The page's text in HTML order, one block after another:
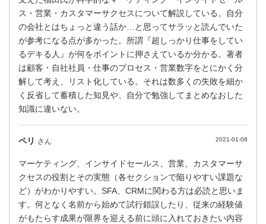
ス・営業・カスタマーサクセスについて解説している。自分
の会社とはちょっと違う話か…と思ってサラッと読んでいた
が参考になる点が多かった。所謂『超しっかり仕事をしてい
るデキる人』が何をポイントに押さえているか分かる。著者
は顧客・自社社員・仕事のプロセス・営業数字をとにかく分
解して考え、リスト化している。それは数多くの失敗を細か
く反省して蓄積した知見や、自分で勉強してまとめなおした
知識に違いない。
ペリ さん 2021-01-08
マーケティング、インサイドセールス、営業、カスタマーサ
クセスの役割とその実態（各セクションで陥りやすい課題な
ど）がわかりやすい。SFA、CRMに関わる方は必読と思いま
す。何となく名前から始めて試行錯誤したり、従来の経験値
がもたらす成果が限界を迎える前に頭に入れておきたい内容